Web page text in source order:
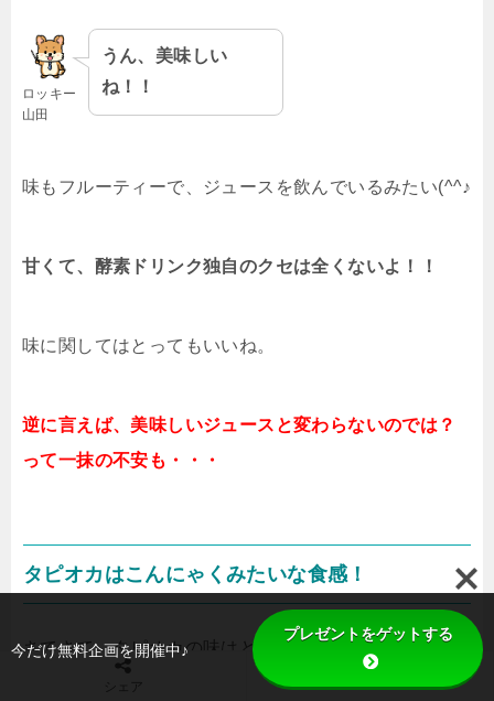
ロッキー
山田
うん、美味しい
ね！！
味もフルーティーで、ジュースを飲んでいるみたい(^^♪
甘くて、酵素ドリンク独自のクセは全くないよ！！
味に関してはとってもいいね。
逆に言えば、美味しいジュースと変わらないのでは？
って一抹の不安も・・・
タピオカはこんにゃくみたいな食感！
さてさて、タピオカの味はどうかな？
シェア TOPへ
今だけ無料企画を開催中♪
プレゼントをゲットする